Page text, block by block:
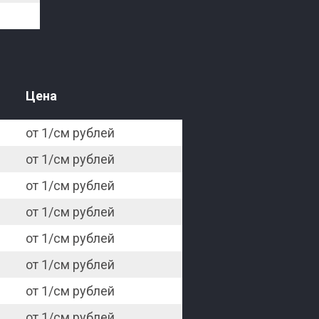
Цена
от 1/см рублей
от 1/см рублей
от 1/см рублей
от 1/см рублей
от 1/см рублей
от 1/см рублей
от 1/см рублей